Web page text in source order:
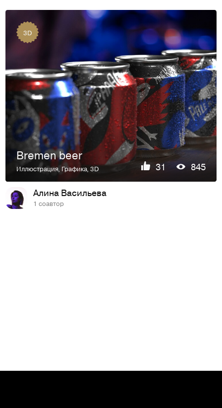
3D
Bremen beer
Иллюстрация, Графика,3D 31 845
Алина Васильева
1 соавтор